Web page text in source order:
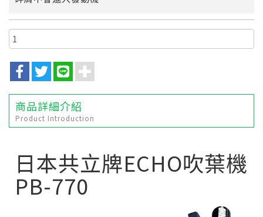
商品詳細介紹
Product Introduction
日本共立牌ECHO吹葉機
PB-770